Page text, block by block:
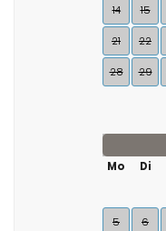
14 15
21 22
28 29
Mo
Di
5 6